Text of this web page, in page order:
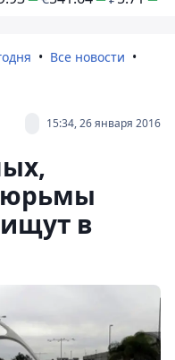
Все новости
15:34, 26 января 2016
в